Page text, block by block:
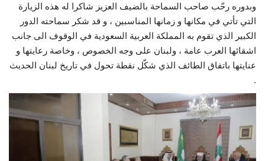
وبدوره رحّب صاحب السماحة بالضيف العزيز شاكرا له هذه الزيارة
التي تأتي في مكانها و زمانها المناسبين ، و قد شكر سماحته الدور
الكبير الذي تقوم به المملكة العربية السعودية في الوقوف الى جانب
اشقائها العرب عامة ، ولبنان على وجه الخصوص ، وخاصة رعايتها و
عنايتها باتفاق الطائف الذي شكّل نقطة تحول في تاريخ لبنان الحديث
.